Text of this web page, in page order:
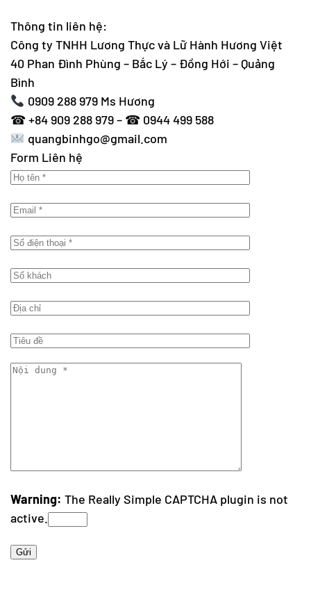
Thông tin liên hệ:
Công ty TNHH Lương Thực và Lữ Hành Hương Việt
40 Phan Đình Phùng – Bắc Lý – Đồng Hới – Quảng
Bình
0909 288 979 Ms Hương
☎ +84 909 288 979 – ☎ 0944 499 588
quangbinhgo@gmail.com
Form Liên hệ
Warning: The Really Simple CAPTCHA plugin is not
active.